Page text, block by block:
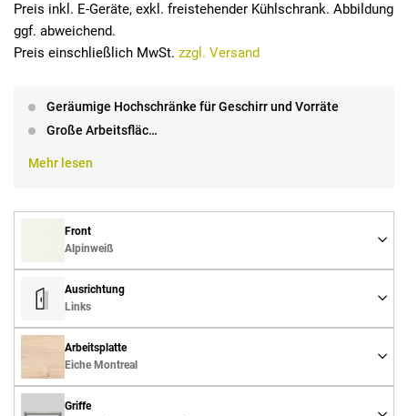
Preis inkl. E-Geräte, exkl. freistehender Kühlschrank. Abbildung
ggf. abweichend.
Preis einschließlich MwSt. zzgl. Versand
Geräumige Hochschränke für Geschirr und Vorräte
Große Arbeitsfläc…
Mehr lesen
Front
Alpinweiß
Ausrichtung
Links
Arbeitsplatte
Eiche Montreal
Griffe